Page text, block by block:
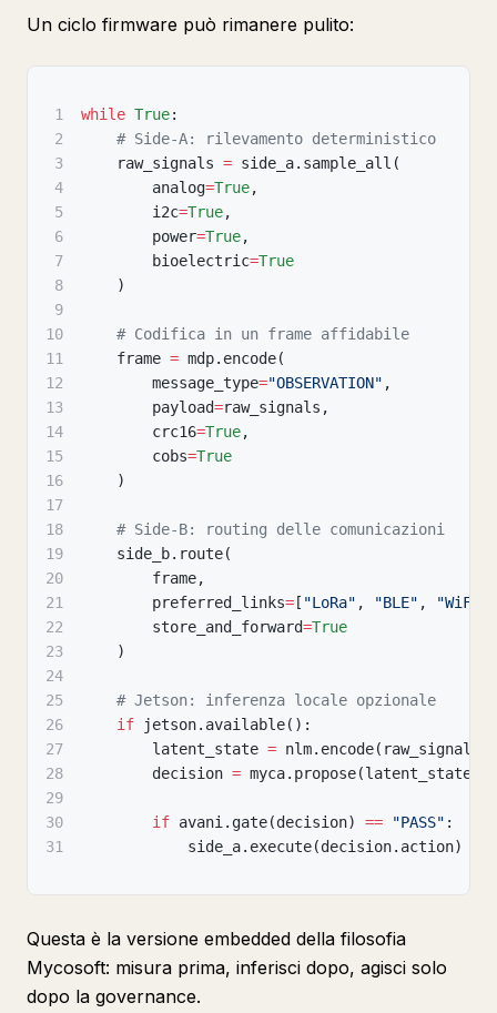
Un ciclo firmware può rimanere pulito:
1 while True:
2
# Side-A: rilevamento deterministico
3
    raw_signals
= side_a. sample_all (
4
        analog
=True,
5
        i2c
=True,
6
        power
=True,
7
        bioelectric
=True
8
)
9
10
# Codifica in un frame affidabile
11
    frame
= mdp. encode(
12
        message_type
="OBSERVATION" ,
13
        payload
=raw_signals ,
14
        crc16
=True,
15
        cobs
=True
16
)
17
18
# Side-B: routing delle comunicazioni
19
    side_b
. route(
20
        frame
,
21
        preferred_links
= [ "LoRa" , "BLE" , "WiFi"
22
        store_and_forward
=True
23
)
24
25
# Jetson: inferenza locale opzionale
26
if jetson. available( ) :
27
        latent_state
= nlm. encode( raw_signals
28
        decision
= myca. propose(latent_state
29
30
if avani . gate(decision) == "PASS" :
31
            side_a
. execute(decision. action)
Questa è la versione embedded della filosofia
Mycosoft: misura prima, inferisci dopo, agisci solo
dopo la governance.